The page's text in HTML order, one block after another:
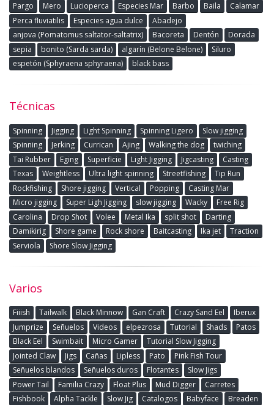
Pargo
Mero Lucioperca Especies Mar Barbo Baila
Calamar
Perca fluviatilis
Especies agua dulce
Abadejo
anjova (Pomatomus saltator-saltatrix)
Bacoreta Dentón
Dorada
sepia
bonito (Sarda sarda) algarín (Belone Belone)
Siluro
espetón (Sphyraena sphyraena)
black bass
Técnicas
Spinning Jigging Light Spinning Spinning Ligero
Slow jigging
Spinning
Jerking Currican Ajing Walking the dog
twiching
Tai Rubber
Eging Superficie Light Jigging Jigcasting
Casting
Texas
Weightless Ultra light spinning Streetfishing
Tip Run
Rockfishing
Shore jigging Vertical Popping
Casting Mar
Micro jigging
Super Ligh Jigging slow jigging Wacky
Free Rig
Carolina
Drop Shot Volee Metal Ika split shot
Darting
Damikirig
Shore game Rock shore Baitcasting Ika jet
Traction
Serviola
Shore Slow Jigging
Varios
Fiiish Tailwalk Black Minnow Gan Craft Crazy Sand Eel
Iberux
Jumprize
Señuelos Videos elpezrosa Tutorial Shads
Patos
Black Eel
Swimbait Micro Gamer
Tutorial Slow Jigging
Jointed Claw
Jigs Cañas Lipless Pato
Pink Fish Tour
Señuelos blandos
Señuelos duros Flotantes
Slow Jigs
Power Tail
Familia Crazy Float Plus Mud Digger
Carretes
Fishbook
Alpha Tackle Slow Jig Catalogos Babyface
Breaden